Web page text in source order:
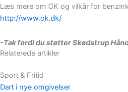
Læs mere om OK og vilkår for
http://www.ok.dk/
-Tak fordi du støtter Skødstrup
Relaterede artikler
Sport & Fritid
Dart i nye omgivelser